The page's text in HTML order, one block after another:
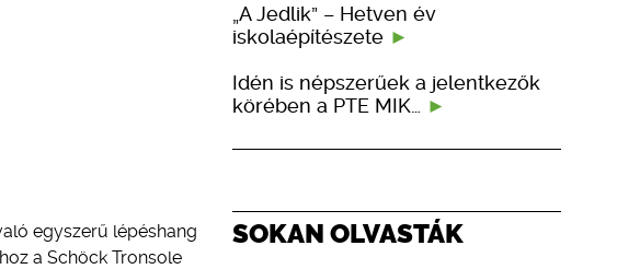
egyszerű lépéshang
a Schöck Tronsole
„A Jedlik” – Hetven év
iskolaépítészete
Idén is népszerűek a jelentkezők
körében a PTE MIK…
SOKAN OLVASTÁK